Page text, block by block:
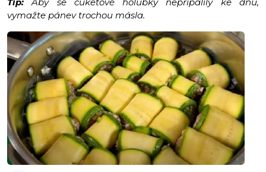
Tip: Aby se cuketové holubky nepřipálily ke dnu,
vymažte pánev trochou másla.